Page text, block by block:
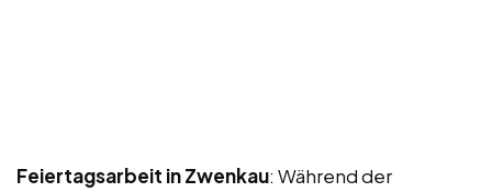
Feiertagsarbeit in Zwenkau: Während der